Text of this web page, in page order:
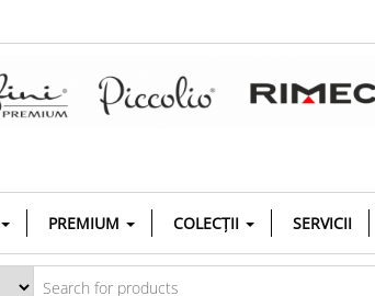
PREMIUM COLECȚII SERVICII